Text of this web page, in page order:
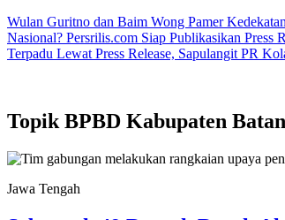
Wulan Guritno dan Baim Wong Pamer
Nasional? Persrilis.com Siap Publikasikan Press
Terpadu Lewat Press Release, Sapulangit PR
Topik BPBD Kabupaten
Jawa Tengah